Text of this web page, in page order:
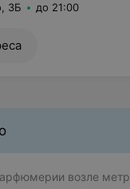
3Б до 21:00
возле